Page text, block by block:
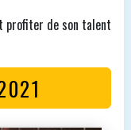
de son talent